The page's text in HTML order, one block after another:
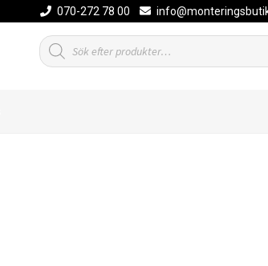
070-272 78 00
Produktsökning